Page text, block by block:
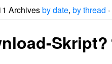
Archivesby date, by thread ·
Skript?